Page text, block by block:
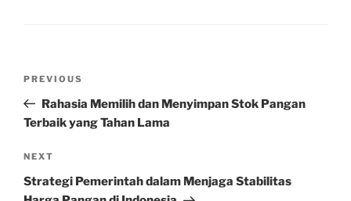
Previous
Post
PREVIOUS
Rahasia Memilih dan Menyimpan Stok Pangan
Terbaik yang Tahan Lama
Next
Post
NEXT
Strategi Pemerintah dalam Menjaga Stabilitas